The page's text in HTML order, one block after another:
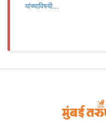
यांच्याविषयी...